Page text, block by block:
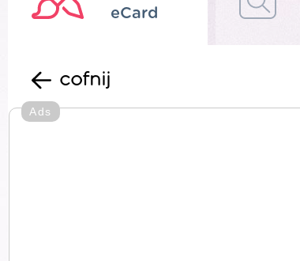
eCard
cofnij
Ads